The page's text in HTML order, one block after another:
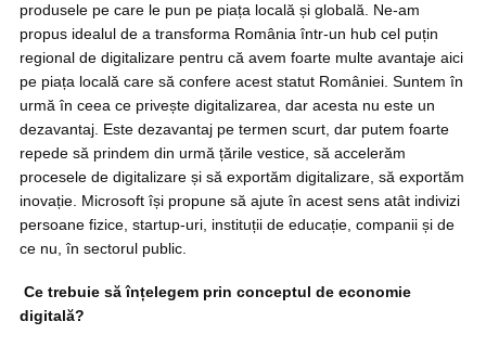
produsele pe care le pun pe piața locală și globală. Ne-am
propus idealul de a transforma România într-un hub cel puțin
regional de digitalizare pentru că avem foarte multe avantaje aici
pe piața locală care să confere acest statut României. Suntem în
urmă în ceea ce privește digitalizarea, dar acesta nu este un
dezavantaj. Este dezavantaj pe termen scurt, dar putem foarte
repede să prindem din urmă țările vestice, să accelerăm
procesele de digitalizare și să exportăm digitalizare, să exportăm
inovație. Microsoft își propune să ajute în acest sens atât indivizi
persoane fizice, startup-uri, instituții de educație, companii și de
ce nu, în sectorul public.
Ce trebuie să înțelegem prin conceptul de economie
digitală?